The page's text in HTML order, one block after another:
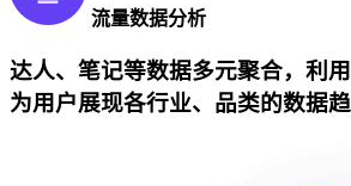
流量数据分析
达人、笔记等数据多元聚合，利
为用户展现各行业、品类的数据趋